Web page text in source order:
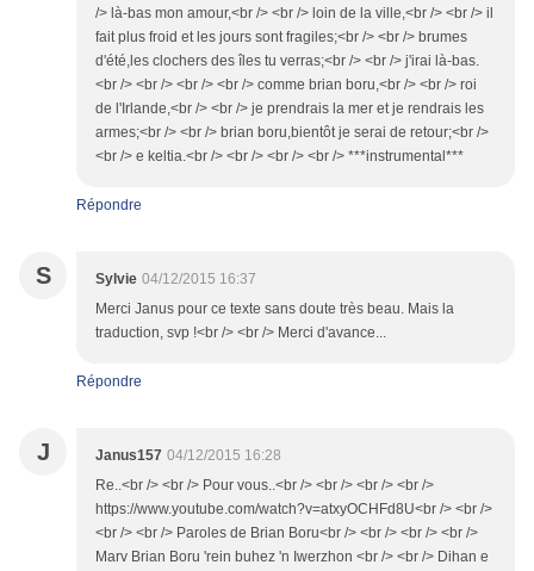
/> là-bas mon amour,<br /> <br /> loin de la ville,<br /> <br /> il
fait plus froid et les jours sont fragiles;<br /> <br /> brumes
d'été,les clochers des îles tu verras;<br /> <br /> j'irai là-bas.
<br /> <br /> <br /> <br /> comme brian boru,<br /> <br /> roi
de l'Irlande,<br /> <br /> je prendrais la mer et je rendrais les
armes;<br /> <br /> brian boru,bientôt je serai de retour;<br />
<br /> e keltia.<br /> <br /> <br /> <br /> ***instrumental***
Répondre
S Sylvie 04/12/2015 16:37
Merci Janus pour ce texte sans doute très beau. Mais la
traduction, svp !<br /> <br /> Merci d'avance...
Répondre
J Janus157 04/12/2015 16:28
Re..<br /> <br /> Pour vous..<br /> <br /> <br /> <br />
https://www.youtube.com/watch?v=atxyOCHFd8U<br /> <br />
<br /> <br /> Paroles de Brian Boru<br /> <br /> <br /> <br />
Marv Brian Boru 'rein buhez 'n Iwerzhon <br /> <br /> Dihan e